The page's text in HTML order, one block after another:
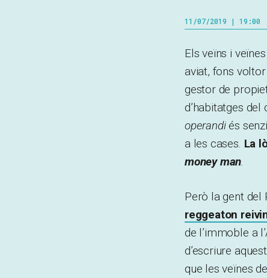
11/07/2019 | 19:00
Els veïns i
aviat, fons
gestor de
d’habitatges
operandiés
a les cases. La
money man.
Però la gent del
reggeaton
de l’immoble a
d’escriure
que les veïnes